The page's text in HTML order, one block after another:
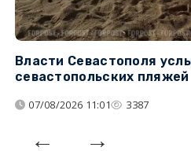
Власти Севастополя
севастопольских пляжей
07/08/2026 11:01 3387